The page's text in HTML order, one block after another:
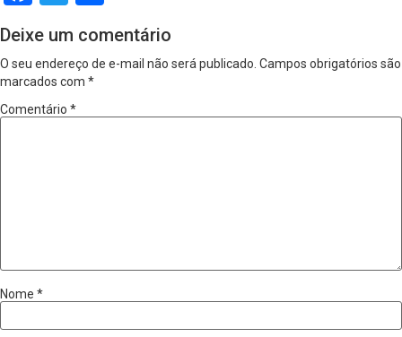
Deixe um comentário
O seu endereço de e-mail não será publicado. Campos obrigatórios são
marcados com *
Comentário *
Nome *